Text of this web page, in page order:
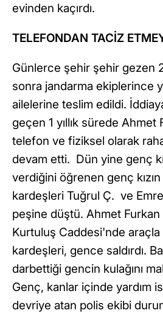
evinden kaçırdı.
TELEFONDAN TACİZ
Günlerce şehir şehir gezen
sonra jandarma ekiplerince
ailelerine teslim edildi.
geçen 1 yıllık sürede Ahmet
telefon ve fiziksel olarak
devam etti. Dün yine genç
verdiğini öğrenen genç kızın
kardeşleri Tuğrul Ç. ve
peşine düştü. Ahmet Furkan
Kurtuluş Caddesi'nde
kardeşleri, gence saldırdı.
darbettiği gencin kulağını
Genç, kanlar içinde yardım
devriye atan polis ekibi